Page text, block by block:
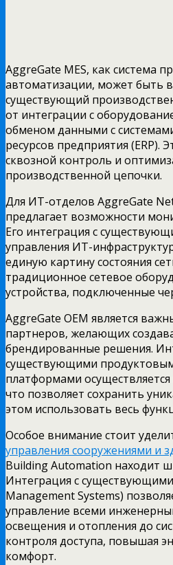
AggreGate MES, как система
автоматизации, может быть
существующий
от интеграции с
обменом данными с
ресурсов предприятия (ERP).
сквозной контроль и
производственной цепочки.
Для ИТ-отделов AggreGate
предлагает возможности
Его интеграция с
управления ИТ-
единую картину состояния
традиционное сетевое
устройства, подключенные
AggreGate OEM является
партнеров, желающих
брендированные решения.
существующими
платформами осуществляется
что позволяет сохранить
этом использовать весь
Особое внимание стоит
управления сооружениями и
Building Automation находит
Интеграция с
Management Systems)
управление всеми
освещения и отопления до
контроля доступа, повышая
комфорт.